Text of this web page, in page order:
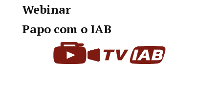
Webinar
Papo com o IAB